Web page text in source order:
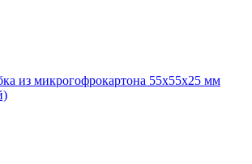
из микрогофрокартона 55х55х25 мм